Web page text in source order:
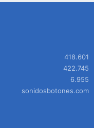
418.601
422.745
6.955
sonidosbotones.com